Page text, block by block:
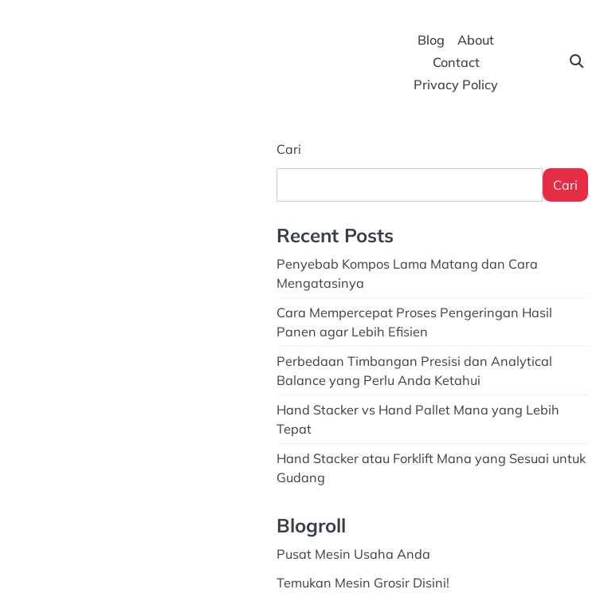
Blog
About
Contact
Privacy Policy
Cari
Cari
Recent Posts
Penyebab Kompos Lama Matang dan Cara
Mengatasinya
Cara Mempercepat Proses Pengeringan Hasil
Panen agar Lebih Efisien
Perbedaan Timbangan Presisi dan Analytical
Balance yang Perlu Anda Ketahui
Hand Stacker vs Hand Pallet Mana yang Lebih
Tepat
Hand Stacker atau Forklift Mana yang Sesuai untuk
Gudang
Blogroll
Pusat Mesin Usaha Anda
Temukan Mesin Grosir Disini!